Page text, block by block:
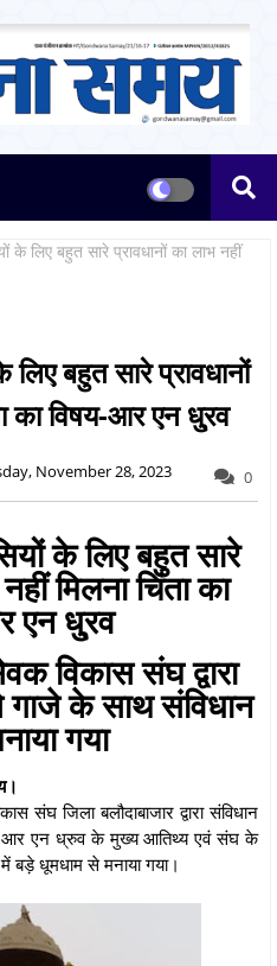
के लिए बहुत सारे प्रावधानों का लाभ नहीं
बहुत सारे प्रावधानों
का विषय-आर एन धु्रव
November 28, 2023 0
के लिए बहुत सारे
मिलना चिंता का
एन धु्रव
विकास संघ द्वारा
गाजे के साथ संविधान
गया
संघ जिला बलौदाबाजार द्वारा संविधान
आर एन ध्रुव के मुख्य आतिथ्य एवं संघ के
में बड़े धूमधाम से मनाया गया।